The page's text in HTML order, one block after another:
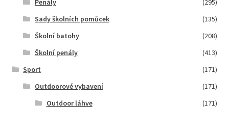
Penály
(295)
Sady školních pomůcek
(135)
Školní batohy
(208)
Školní penály
(413)
Sport
(171)
Outdoorové vybavení
(171)
Outdoor láhve
(171)